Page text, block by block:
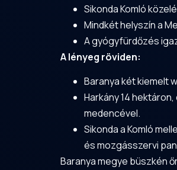
Sikonda Komló
Mindkét helyszín a
A gyógyfürdőzés
A lényeg röviden:
Baranya két kiemelt
Harkány 14
medencével.
Sikonda a Komló
és mozgásszervi
Baranya megye büszkén